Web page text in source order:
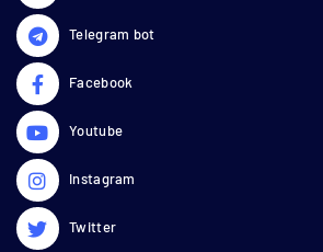
Telegram bot
Facebook
Youtube
Instagram
Twitter